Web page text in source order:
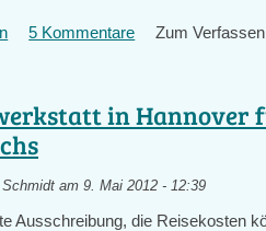
external)
über5 Kommentare Zum
in Hannover
am 9. Mai 2012 - 12:39
Ausschreibung, die Reisekosten